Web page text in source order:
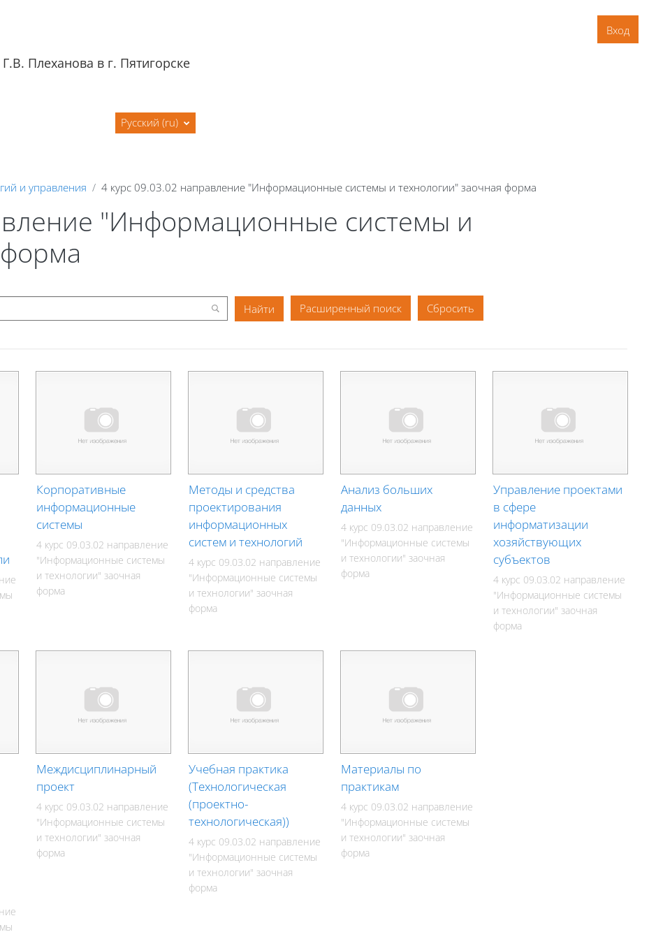
Плеханова в г. Пятигорске
Русский ‎(ru)‎
Вход
и управления 4 курс 09.03.02 направление "Информационные системы и технологии" заочная форма
"Информационные системы и
Расширенный поиск
Корпоративные
информационные
системы
4 курс 09.03.02 направление
"Информационные системы
и технологии" заочная
форма
Методы и средства
проектирования
информационных
систем и технологий
4 курс 09.03.02 направление
"Информационные системы
и технологии" заочная
форма
Анализ больших
данных
4 курс 09.03.02 направление
"Информационные системы
и технологии" заочная
форма
Управление проектами
в сфере
информатизации
хозяйствующих
субъектов
4 курс 09.03.02 направление
"Информационные системы
и технологии" заочная
форма
Междисциплинарный
проект
4 курс 09.03.02 направление
"Информационные системы
и технологии" заочная
форма
Учебная практика
(Технологическая
(проектно-
технологическая))
4 курс 09.03.02 направление
"Информационные системы
и технологии" заочная
форма
Материалы по
практикам
4 курс 09.03.02 направление
"Информационные системы
и технологии" заочная
форма